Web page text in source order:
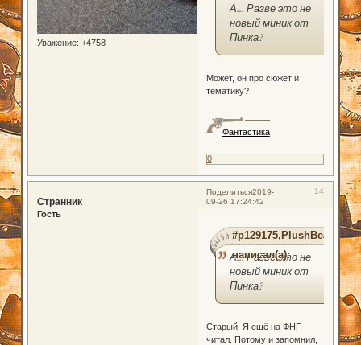
Уважение: +4758
А... Разве это не
новый миник от
Пинка?
Может, он про сюжет и
тематику?
Фантастика
0
Поделиться 14
2019-
09-26 17:24:42
Странник
Гость
#p129175,PlushBear
написал(а):
А... Разве это не
новый миник от
Пинка?
Старый. Я ещё на ФНП
читал. Потому и запомнил,